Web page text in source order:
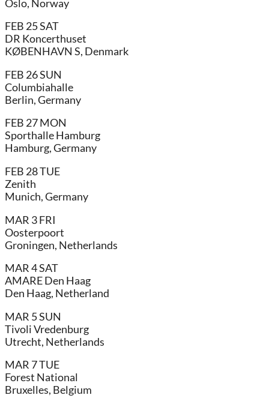
Oslo, Norway
FEB 25 SAT
DR Koncerthuset
KØBENHAVN S, Denmark
FEB 26 SUN
Columbiahalle
Berlin, Germany
FEB 27 MON
Sporthalle Hamburg
Hamburg, Germany
FEB 28 TUE
Zenith
Munich, Germany
MAR 3 FRI
Oosterpoort
Groningen, Netherlands
MAR 4 SAT
AMARE Den Haag
Den Haag, Netherland
MAR 5 SUN
Tivoli Vredenburg
Utrecht, Netherlands
MAR 7 TUE
Forest National
Bruxelles, Belgium